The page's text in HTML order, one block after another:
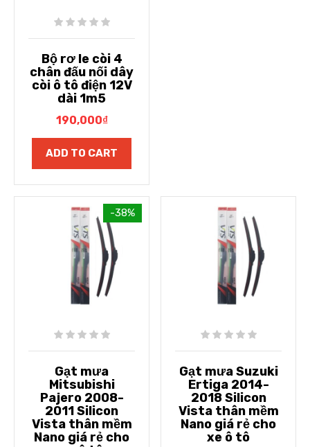
Bộ rơ le còi 4
chân đấu nối dây
còi ô tô điện 12V
dài 1m5
190,000₫
ADD TO CART
-38%
Gạt mưa
Mitsubishi
Pajero 2008-
2011 Silicon
Vista thân mềm
Nano giá rẻ cho
Gạt mưa Suzuki
Ertiga 2014-
2018 Silicon
Vista thân mềm
Nano giá rẻ cho
xe ô tô